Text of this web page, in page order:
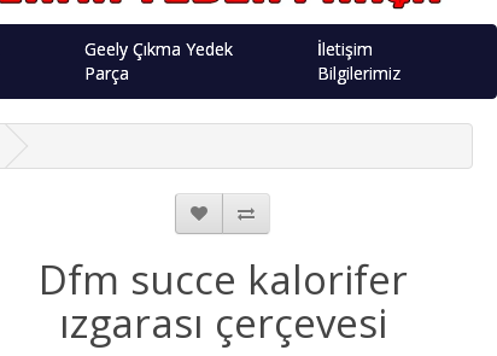
Geely Çıkma Yedek
Parça
İletişim
Bilgilerimiz
Dfm succe kalorifer
ızgarası çerçevesi